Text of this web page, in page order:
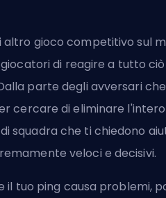
altro gioco competitivo sul
di reagire a tutto
parte degli avversari
cercare di eliminare
squadra che ti chiedono
veloci e decisivi.
il tuo ping causa problemi,